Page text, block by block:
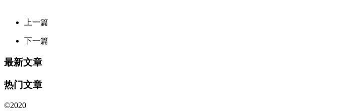
上一篇
下一篇
最新文章
热门文章
©2020